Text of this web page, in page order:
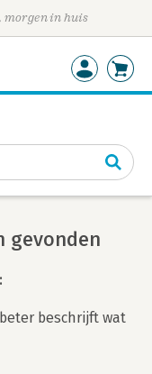
morgen in huis
gevonden
beschrijft wat